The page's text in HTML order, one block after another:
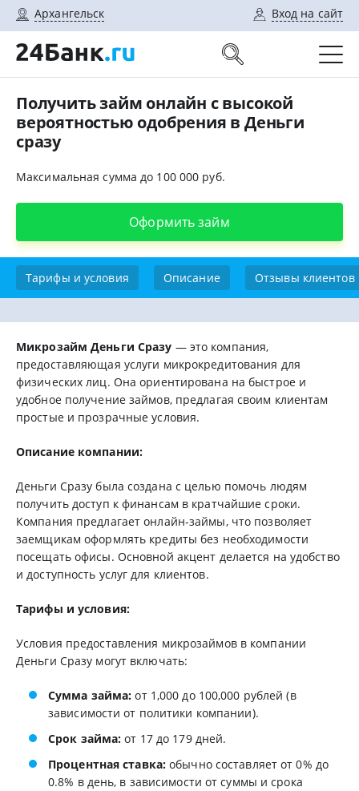
Архангельск Вход на сайт
Получить займ онлайн с высокой
вероятностью одобрения в Деньги
сразу
Максимальная сумма до 100 000 руб.
Оформить займ
Тарифы и условия Описание Отзывы клиентов
Микрозайм Деньги Сразу — это компания,
предоставляющая услуги микрокредитования для
физических лиц. Она ориентирована на быстрое и
удобное получение займов, предлагая своим клиентам
простые и прозрачные условия.
Описание компании:
Деньги Сразу была создана с целью помочь людям
получить доступ к финансам в кратчайшие сроки.
Компания предлагает онлайн-займы, что позволяет
заемщикам оформлять кредиты без необходимости
посещать офисы. Основной акцент делается на удобство
и доступность услуг для клиентов.
Тарифы и условия:
Условия предоставления микрозаймов в компании
Деньги Сразу могут включать:
Сумма займа: от 1,000 до 100,000 рублей (в
зависимости от политики компании).
Срок займа: от 17 до 179 дней.
Процентная ставка: обычно составляет от 0% до
0.8% в день, в зависимости от суммы и срока